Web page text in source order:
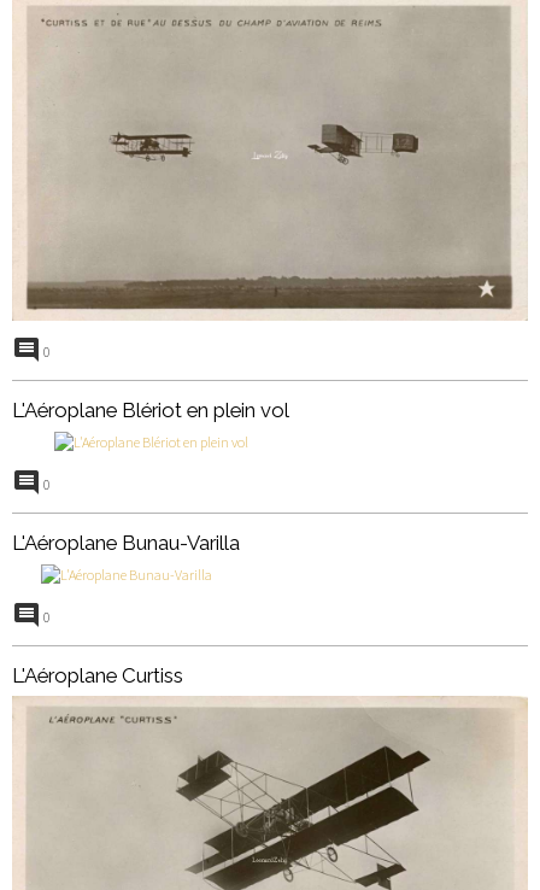
0
L'Aéroplane Blériot en plein vol
0
L'Aéroplane Bunau-Varilla
0
L'Aéroplane Curtiss